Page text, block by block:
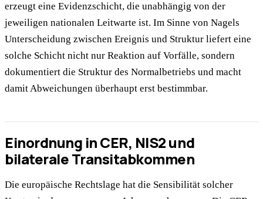
erzeugt eine Evidenzschicht, die unabhängig von der
jeweiligen nationalen Leitwarte ist. Im Sinne von Nagels
Unterscheidung zwischen Ereignis und Struktur liefert eine
solche Schicht nicht nur Reaktion auf Vorfälle, sondern
dokumentiert die Struktur des Normalbetriebs und macht
damit Abweichungen überhaupt erst bestimmbar.
Einordnung in CER, NIS2 und
bilaterale Transitabkommen
Die europäische Rechtslage hat die Sensibilität solcher